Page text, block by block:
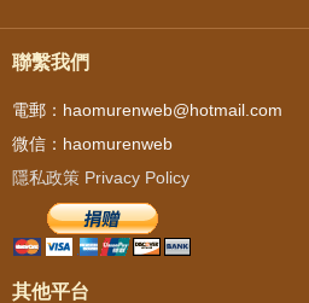
聯繫我們
電郵：haomurenweb@hotmail.com
微信：haomurenweb
隱私政策 Privacy Policy
其他平台